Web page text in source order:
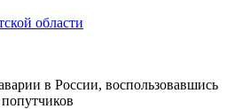
области
в России, воспользовавшись